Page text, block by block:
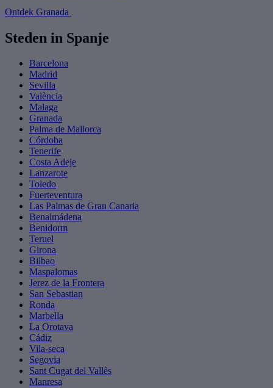
Ontdek Granada
Steden in Spanje
Barcelona
Madrid
Sevilla
València
Malaga
Granada
Palma de Mallorca
Córdoba
Tenerife
Costa Adeje
Lanzarote
Toledo
Fuerteventura
Las Palmas de Gran Canaria
Benalmádena
Benidorm
Teruel
Girona
Bilbao
Maspalomas
Jerez de la Frontera
San Sebastian
Ronda
Marbella
La Orotava
Cádiz
Vila-seca
Segovia
Sant Cugat del Vallès
Manresa